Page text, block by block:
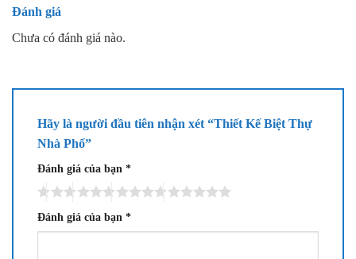
Đánh giá
Chưa có đánh giá nào.
Hãy là người đầu tiên nhận xét “Thiết Kế Biệt Thự
Nhà Phố”
Đánh giá của bạn *
Đánh giá của bạn *